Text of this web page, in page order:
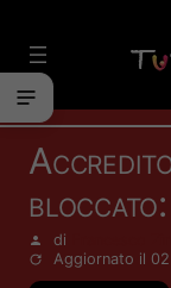
contenuto
di
Aggiornato il